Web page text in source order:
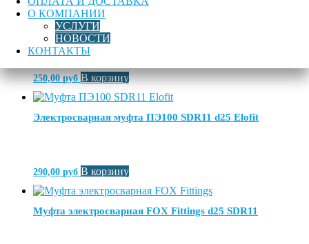
О КОМПАНИИ
УСЛУГИ
НОВОСТИ
КОНТАКТЫ
Электросварная муфта ПЭ100 SDR11 d20 Elofit
250,00руб В корзину
Электросварная муфта ПЭ100 SDR11 d25 Elofit
290,00 руб В корзину
Муфта электросварная FOX Fittings d25 SDR11